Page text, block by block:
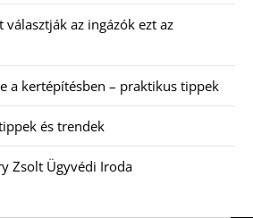
az ingázók ezt az
a kertépítésben – praktikus tippek
és trendek
Zsolt Ügyvédi Iroda